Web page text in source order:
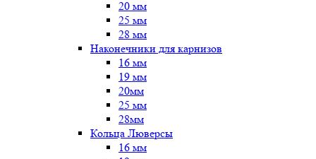
20 мм
25 мм
28 мм
Наконечники для карнизов
16 мм
19 мм
20мм
25 мм
28мм
Кольца Люверсы
16 мм